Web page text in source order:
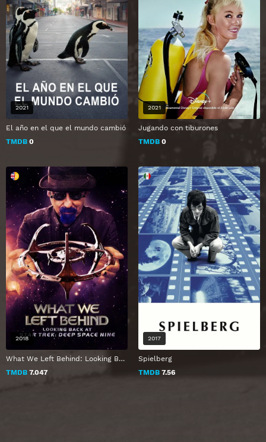
El año en el que el mundo cambió
TMDB 0
2021
Jugando con tiburones
TMDB 0
2021
What We Left Behind: Looking Back at Star Trek: Deep Space Nine
TMDB 7.047
2018
Spielberg
TMDB 7.56
2017